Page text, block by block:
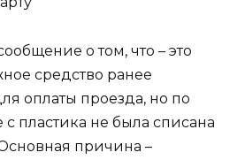
о том, что – это
средство ранее
оплаты проезда, но по
пластика не была списана
причина –